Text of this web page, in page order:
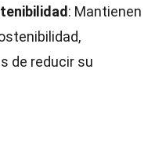
: Mantienen
de reducir su